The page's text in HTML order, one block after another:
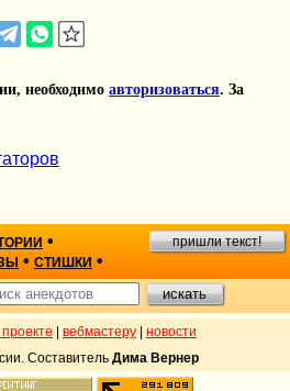
необходимо авторизоваться. За
•
• СТИШКИ •
пришли текст!
вебмастеру
новости
Составитель Дима Вернер